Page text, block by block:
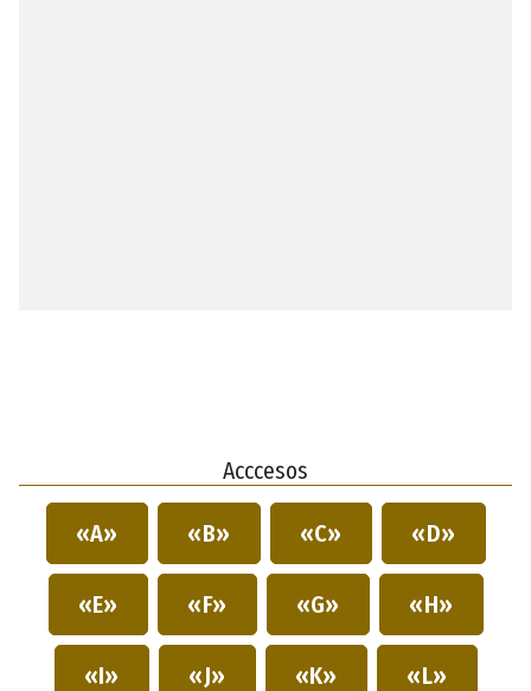
Acccesos
«A» «B» «C» «D»
«E» «F» «G» «H»
«I» «J» «K» «L»